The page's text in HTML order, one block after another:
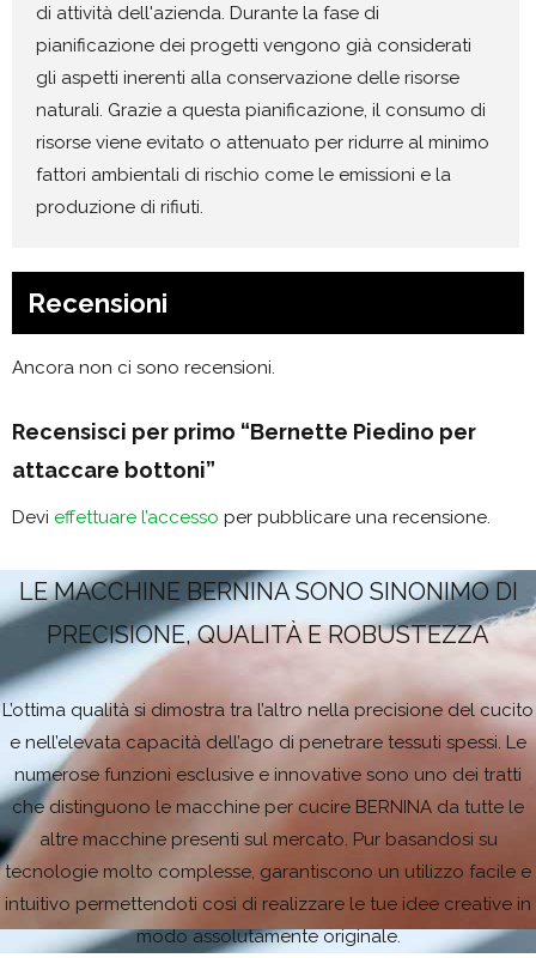
di attività dell'azienda. Durante la fase di
pianificazione dei progetti vengono già considerati
gli aspetti inerenti alla conservazione delle risorse
naturali. Grazie a questa pianificazione, il consumo di
risorse viene evitato o attenuato per ridurre al minimo
fattori ambientali di rischio come le emissioni e la
produzione di rifiuti.
Recensioni
Ancora non ci sono recensioni.
Recensisci per primo “Bernette Piedino per
attaccare bottoni”
Devi effettuare l’accesso per pubblicare una recensione.
LE MACCHINE BERNINA SONO SINONIMO DI
PRECISIONE, QUALITÀ E ROBUSTEZZA
L’ottima qualità si dimostra tra l’altro nella precisione del cucito
e nell’elevata capacità dell’ago di penetrare tessuti spessi. Le
numerose funzioni esclusive e innovative sono uno dei tratti
che distinguono le macchine per cucire BERNINA da tutte le
altre macchine presenti sul mercato. Pur basandosi su
tecnologie molto complesse, garantiscono un utilizzo facile e
intuitivo permettendoti così di realizzare le tue idee creative in
modo assolutamente originale.